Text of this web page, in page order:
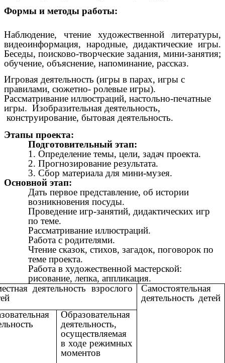
Формы и методы работы:
Наблюдение, чтение художественной литературы,
видеоинформация, народные, дидактические игры.
Беседы, поисково-творческие задания, мини-занятия;
обучение, объяснение, напоминание, рассказ.
Игровая деятельность (игры в парах, игры с
правилами, сюжетно- ролевые игры).
Рассматривание иллюстраций, настольно-печатные
игры. Изобразительная деятельность,
конструирование, бытовая деятельность.
Этапы проекта:
Подготовительный этап:
1. Определение темы, цели, задач проекта.
2. Прогнозирование результата.
3. Сбор материала для мини-музея.
Основной этап:
Дать первое представление, об истории
возникновения посуды.
Проведение игр-занятий, дидактических игр
по теме.
Рассматривание иллюстраций.
Работа с родителями.
Чтение сказок, стихов, загадок, поговорок по
теме проекта.
Работа в художественной мастерской:
рисование, лепка, аппликация.
деятельность взрослого
Самостоятельная
деятельность детей
Образовательная
деятельность,
осуществляемая
в ходе режимных
моментов